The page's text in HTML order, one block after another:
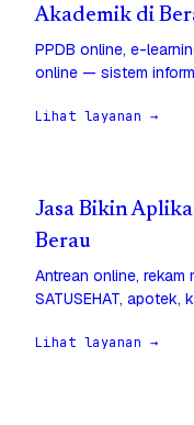
Akademik di
PPDB online, e-
online — sistem
Lihat layanan →
Jasa Bikin
Berau
Antrean online, rekam
SATUSEHAT, apotek,
Lihat layanan →